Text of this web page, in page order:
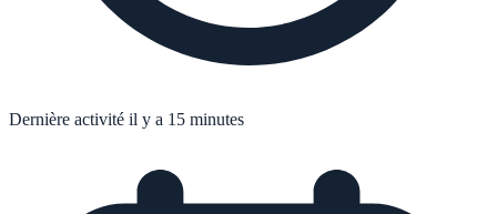
Dernière activité il y a 15 minutes